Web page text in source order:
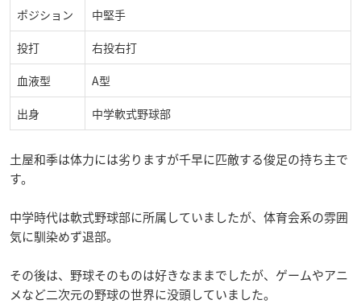
ポジション 中堅手
投打 右投右打
血液型 A型
出身 中学軟式野球部
土屋和季は体力には劣りますが千早に匹敵する俊足の持ち主で
す。
中学時代は軟式野球部に所属していましたが、体育会系の雰囲
気に馴染めず退部。
その後は、野球そのものは好きなままでしたが、ゲームやアニ
メなど二次元の野球の世界に没頭していました。